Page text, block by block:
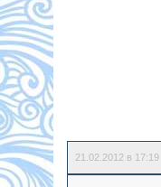
21.02.2012 в 17:19